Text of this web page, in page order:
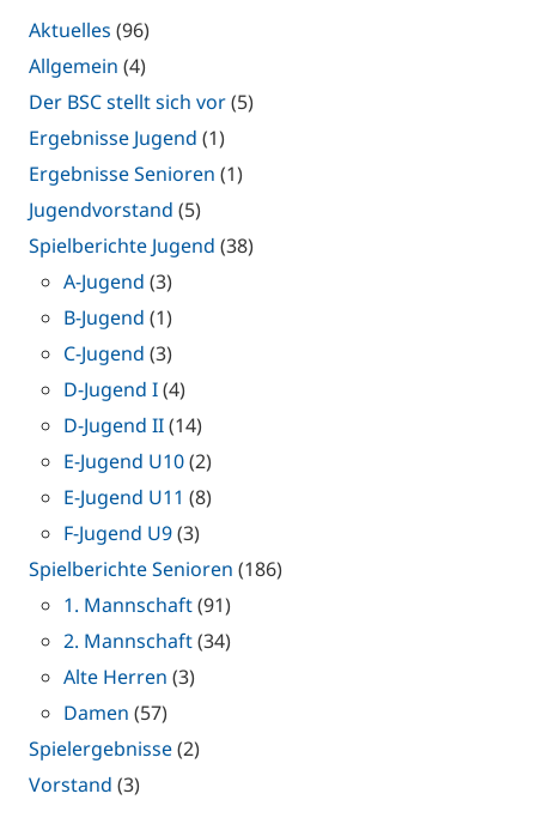
Aktuelles (96)
Allgemein (4)
Der BSC stellt sich vor(5)
Ergebnisse Jugend (1)
Ergebnisse Senioren (1)
Jugendvorstand (5)
Spielberichte Jugend (38)
A-Jugend (3)
B-Jugend (1)
C-Jugend (3)
D-Jugend I(4)
D-Jugend II(14)
E-Jugend U10(2)
E-Jugend U11 (8)
F-Jugend U9(3)
Spielberichte Senioren (186)
1. Mannschaft(91)
2. Mannschaft(34)
Alte Herren (3)
Damen (57)
Spielergebnisse(2)
Vorstand (3)